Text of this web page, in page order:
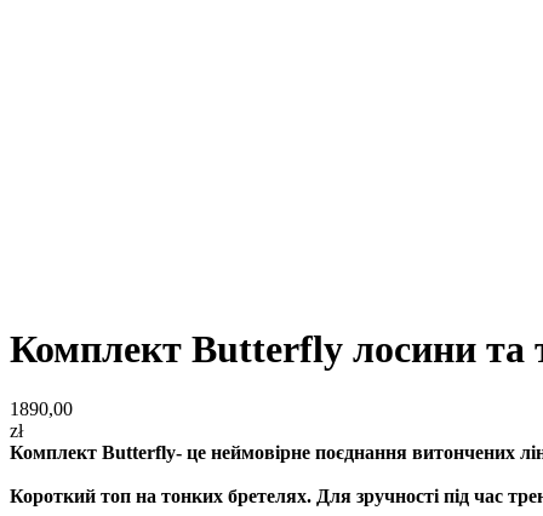
Комплект Butterfly лосини та
1890,00
zł
Комплект Butterfly- це неймовірне поєднання витончених
Короткий топ на тонких бретелях. Для зручності під час